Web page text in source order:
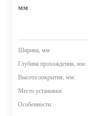
мм
Ширина, мм:
Глубина прохождения, мм:
Высота покрытия, мм:
Место установки:
Особенности: